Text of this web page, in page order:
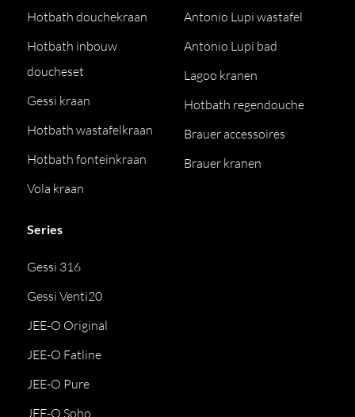
Hotbath douchekraan
Hotbath inbouw
doucheset
Gessi kraan
Hotbath wastafelkraan
Hotbath fonteinkraan
Vola kraan
Antonio Lupi wastafel
Antonio Lupi bad
Lagoo kranen
Hotbath regendouche
Brauer accessoires
Brauer kranen
Series
Gessi 316
Gessi Venti20
JEE-O Original
JEE-O Fatline
JEE-O Pure
JEE-O Soho